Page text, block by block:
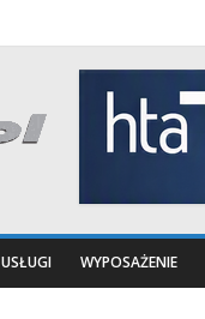
USŁUGI WYPOSAŻENIE